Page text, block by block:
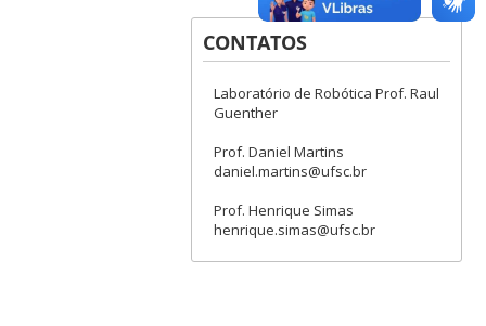
CONTATOS
Laboratório de Robótica Prof. Raul
Guenther
Prof. Daniel Martins
daniel.martins@ufsc.br
Prof. Henrique Simas
henrique.simas@ufsc.br